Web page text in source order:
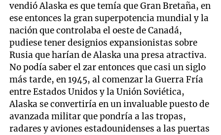
vendió Alaska es que temía que Gran Bretaña, en
ese entonces la gran superpotencia mundial y la
nación que controlaba el oeste de Canadá,
pudiese tener designios expansionistas sobre
Rusia que harían de Alaska una presa atractiva.
No podía saber el zar entonces que casi un siglo
más tarde, en 1945, al comenzar la Guerra Fría
entre Estados Unidos y la Unión Soviética,
Alaska se convertiría en un invaluable puesto de
avanzada militar que pondría a las tropas,
radares y aviones estadounidenses a las puertas